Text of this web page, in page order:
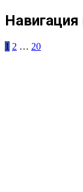
1 2 … 20